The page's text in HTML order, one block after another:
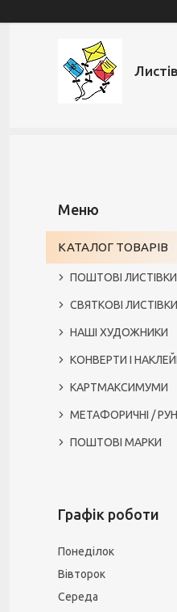
КАТАЛОГ ТОВАРІВ
ПОШТОВІ ЛИСТІВКИ
СВЯТКОВІ ЛИСТІВКИ
НАШІ ХУДОЖНИКИ
КОНВЕРТИ І
КАРТМАКСИМУМИ
МЕТАФОРИЧНІ /
ПОШТОВІ МАРКИ
Графік роботи
Понеділок
Вівторок
Середа